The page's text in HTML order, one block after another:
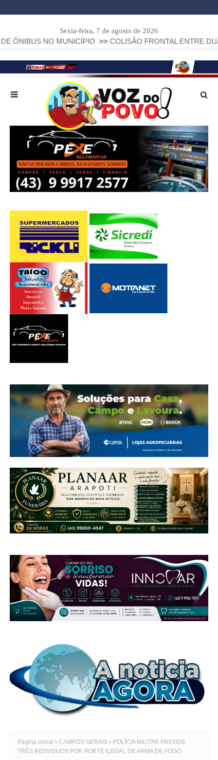
Sexta-feira, 7 de agosto de 2026
NO MUNICÍPIO >> COLISÃO FRONTAL ENTRE DUAS FIAT
Página inicial CAMPOS GERAIS
POLÍCIA MILITAR PRENDE
TRÊS INDIVIDUOS POR PORTE ILEGAL DE ARMA DE FOGO